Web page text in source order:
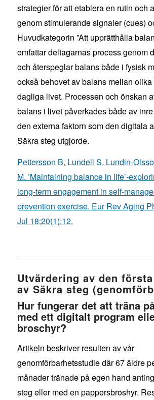
strategier för att etablera en rutin och
genom stimulerande signaler (cues)
Huvudkategorin ”Att upprätthålla
omfattar deltagarnas process genom
och återspeglar balans både i fysisk
också behovet av balans mellan
dagliga livet. Processen och önskan
balans i livet påverkades både av
den externa faktorn som den digitala
Säkra steg utgjorde.
Pettersson B, Lundell S, Lundin-
M. ’Maintaining balance in life’-
long-term engagement in self-
prevention exercise. Eur Rev Aging
Jul 18;20(1):12.
Utvärdering av den
av Säkra steg
Hur fungerar det att träna
med ett digitalt program
broschyr?
Artikeln beskriver resulten av vår
genomförbarhetsstudie där 67 äldre
månader tränade på egen hand
steg eller med en pappersbroshyr.